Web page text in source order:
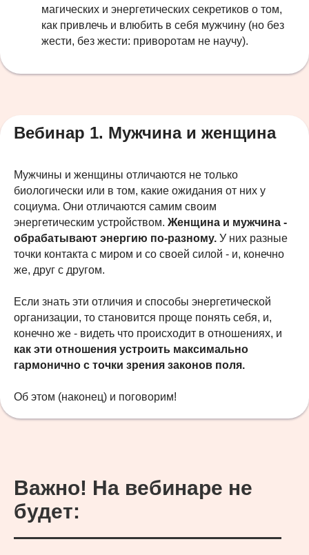
магических и энергетических секретиков о том,
как привлечь и влюбить в себя мужчину (но без
жести, без жести: приворотам не научу).
Вебинар 1. Мужчина и женщина
Мужчины и женщины отличаются не только
биологически или в том, какие ожидания от них у
социума. Они отличаются самим своим
энергетическим устройством. Женщина и мужчина -
обрабатывают энергию по-разному. У них разные
точки контакта с миром и со своей силой - и, конечно
же, друг с другом.
Если знать эти отличия и способы энергетической
организации, то становится проще понять себя, и,
конечно же - видеть что происходит в отношениях, и
как эти отношения устроить максимально
гармонично с точки зрения законов поля.
Об этом (наконец) и поговорим!
Важно! На вебинаре не
будет: